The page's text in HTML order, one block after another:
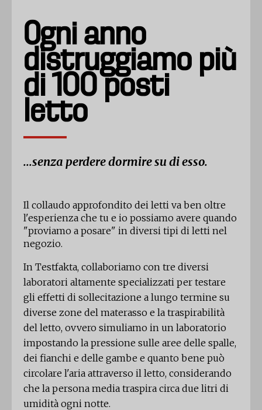
Ogni anno
distruggiamo più
di 100 posti
letto
...senza perdere dormire su di esso.
Il collaudo approfondito dei letti va ben oltre
l'esperienza che tu e io possiamo avere quando
"proviamo a posare" in diversi tipi di letti nel
negozio.
In Testfakta, collaboriamo con tre diversi
laboratori altamente specializzati per testare
gli effetti di sollecitazione a lungo termine su
diverse zone del materasso e la traspirabilità
del letto, ovvero simuliamo in un laboratorio
impostando la pressione sulle aree delle spalle,
dei fianchi e delle gambe e quanto bene può
circolare l'aria attraverso il letto, considerando
che la persona media traspira circa due litri di
umidità ogni notte.